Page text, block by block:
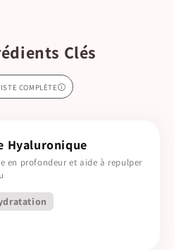
Clés
COMPLÈTE
Hyaluronique
en profondeur et aide à repulper